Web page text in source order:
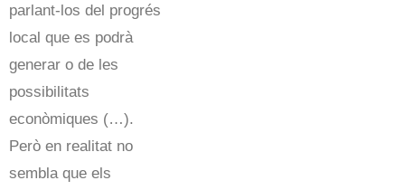
parlant-los del progrés
local que es podrà
generar o de les
possibilitats
econòmiques (…).
Però en realitat no
sembla que els